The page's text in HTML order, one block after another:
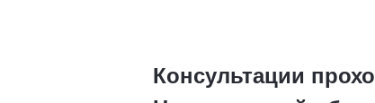
Консультации